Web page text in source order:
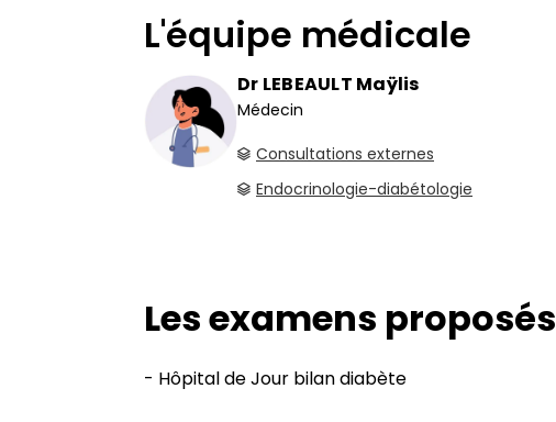
L'équipe médicale
Dr LEBEAULT Maÿlis
Médecin
Consultations externes
Endocrinologie-diabétologie
Les examens proposés
- Hôpital de Jour bilan diabète